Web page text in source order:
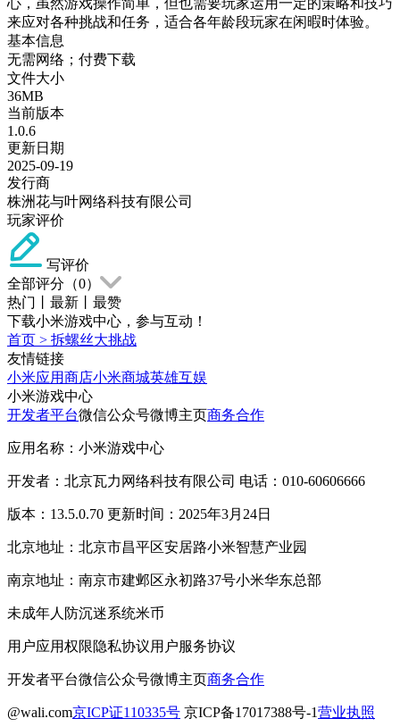
来应对各种挑战和任务，适合各年龄段玩家在闲暇时体验。
基本信息
无需网络；付费下载
文件大小
36MB
当前版本
1.0.6
更新日期
2025-09-19
发行商
株洲花与叶网络科技有限公司
玩家评价
写评价
全部评分（0）
热门
最新
最赞
下载小米游戏中心，参与互动！
首页 > 拆螺丝大挑战
友情链接
小米应用商店小米商城英雄互娱
小米游戏中心
开发者平台微信公众号微博主页商务合作
应用名称：小米游戏中心
开发者：北京瓦力网络科技有限公司 电话：010-60606666
版本：13.5.0.70 更新时间：2025年3月24日
北京地址：北京市昌平区安居路小米智慧产业园
南京地址：南京市建邺区永初路37号小米华东总部
未成年人防沉迷系统米币
用户应用权限隐私协议用户服务协议
开发者平台微信公众号微博主页商务合作
@wali.com京ICP证110335号 京ICP备17017388号-1营业执照